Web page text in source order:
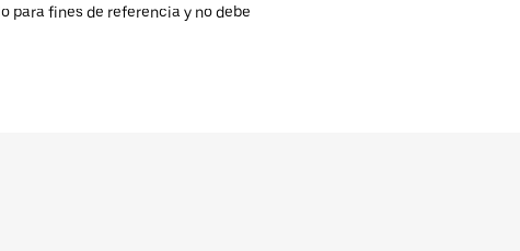
para fines de referencia y no debe